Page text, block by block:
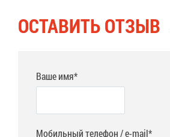
ОСТА­ВИТЬ ОТ­ЗЫВ
Ваше имя*
Мобильный телефон / e-mail*